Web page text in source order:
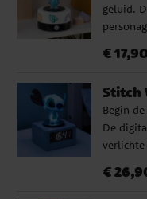
geluid.
✔️
(niet
Prijs:€
€ 17,90
Stitch
Begin
De
verlichte
op
Prijs: €
€